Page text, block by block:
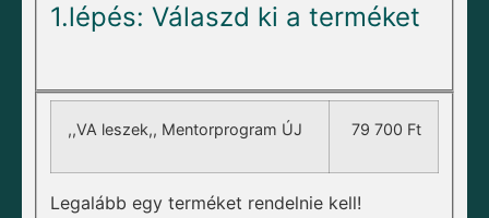
1.lépés: Válaszd ki a terméket
,,VA leszek,, Mentorprogram ÚJ 79 700 Ft
Legalább egy terméket rendelnie kell!